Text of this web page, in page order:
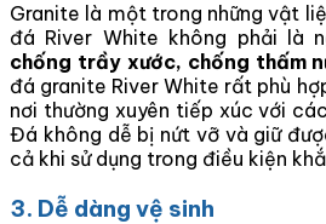
Granite là một trong những vật
đá River White không phải là
chống trầy xước, chống thấm
đá granite River White rất phù
nơi thường xuyên tiếp xúc với
Đá không dễ bị nứt vỡ và giữ
cả khi sử dụng trong điều kiện
3. Dễ dàng vệ sinh